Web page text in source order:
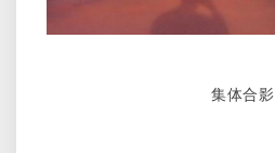
集体合影